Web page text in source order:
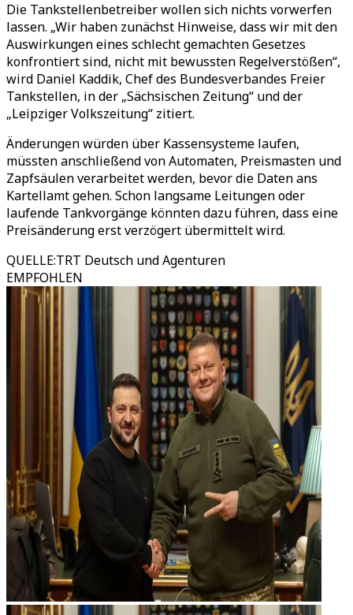
Die Tankstellenbetreiber wollen sich nichts vorwerfen
lassen. „Wir haben zunächst Hinweise, dass wir mit den
Auswirkungen eines schlecht gemachten Gesetzes
konfrontiert sind, nicht mit bewussten Regelverstößen“,
wird Daniel Kaddik, Chef des Bundesverbandes Freier
Tankstellen, in der „Sächsischen Zeitung“ und der
„Leipziger Volkszeitung“ zitiert.
Änderungen würden über Kassensysteme laufen,
müssten anschließend von Automaten, Preismasten und
Zapfsäulen verarbeitet werden, bevor die Daten ans
Kartellamt gehen. Schon langsame Leitungen oder
laufende Tankvorgänge könnten dazu führen, dass eine
Preisänderung erst verzögert übermittelt wird.
QUELLE:TRT Deutsch und Agenturen
EMPFOHLEN